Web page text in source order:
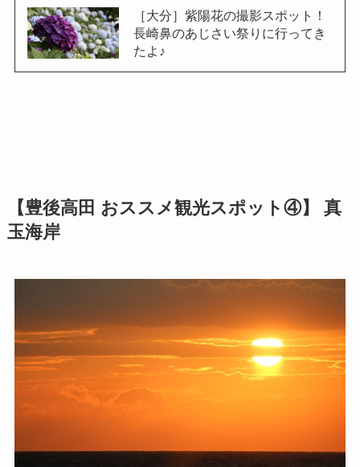
［大分］紫陽花の撮影スポット！
長崎鼻のあじさい祭りに行ってき
たよ♪
【豊後高田 おススメ観光スポット④】 真
玉海岸